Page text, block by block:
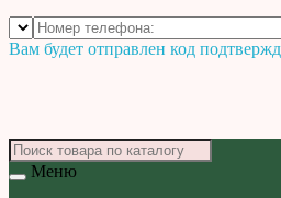
Вам будет отправлен код
Меню